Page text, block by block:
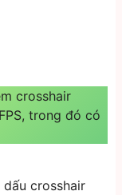
crosshair
trong đó có
crosshair